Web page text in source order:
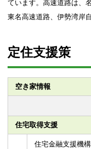
ています。高速道路は、
東名高速道路、伊勢湾岸
定住支援策
空き家情報
住宅取得支援
住宅金融支援機